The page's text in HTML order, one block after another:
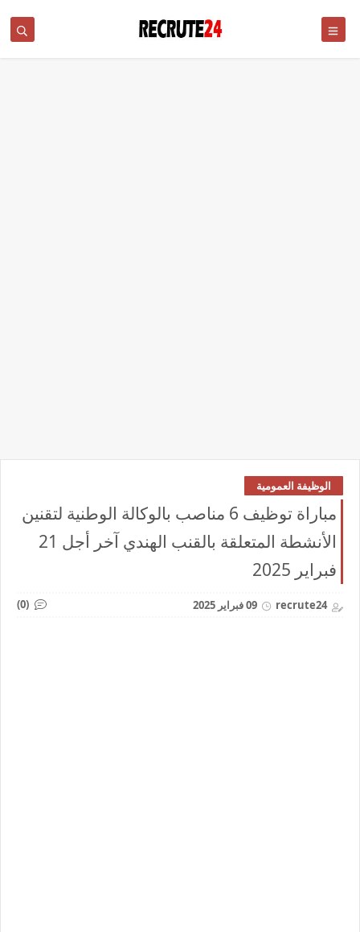
الوظيفة العمومية
مباراة توظيف 6 مناصب بالوكالة الوطنية لتقنين
الأنشطة المتعلقة بالقنب الهندي آخر أجل 21
فبراير 2025
recrute24 09 فبراير 2025 (0)